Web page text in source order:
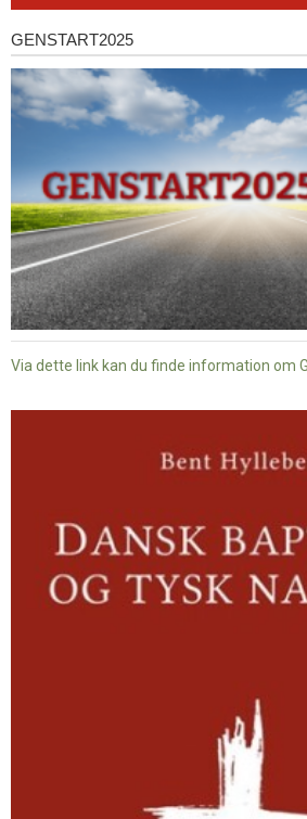
Genstart2025
GENSTART2025
Via dette link kan du finde information om